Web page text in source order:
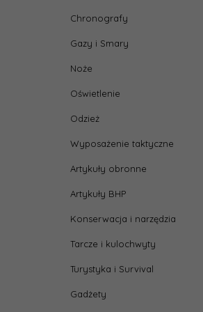
Chronografy
Gazy i Smary
Noże
Oświetlenie
Odzież
Wyposażenie taktyczne
Artykuły obronne
Artykuły BHP
Konserwacja i narzędzia
Tarcze i kulochwyty
Turystyka i Survival
Gadżety